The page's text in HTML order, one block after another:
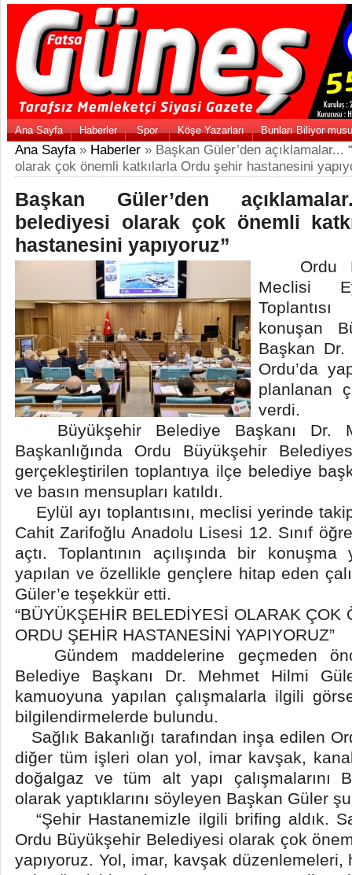
Ana Sayfa Haberler Spor Köşe Yazarları Bunları Biliyor
Ana Sayfa» Haberler » Başkan Güler’den
olarak çok önemli katkılarla Ordu şehir hastanesini
Başkan Güler’den
belediyesi olarak çok önemli
hastanesini yapıyoruz”
Ordu
Meclisi
Toplantısı
konuşan
Başkan
Ordu’da
planlanan
verdi.
Büyükşehir Belediye Başkanı Dr.
Başkanlığında Ordu Büyükşehir
gerçekleştirilen toplantıya ilçe belediye
ve basın mensupları katıldı.
Eylül ayı toplantısını, meclisi yerinde
Cahit Zarifoğlu Anadolu Lisesi 12. Sınıf
açtı. Toplantının açılışında bir
yapılan ve özellikle gençlere hitap eden
Güler’e teşekkür etti.
“BÜYÜKŞEHİR BELEDİYESİ OLARAK ÇOK
ORDU ŞEHİR HASTANESİNİ YAPIYORUZ”
Gündem maddelerine geçmeden
Belediye Başkanı Dr. Mehmet Hilmi
kamuoyuna yapılan çalışmalarla ilgili
bilgilendirmelerde bulundu.
Sağlık Bakanlığı tarafından inşa edilen
diğer tüm işleri olan yol, imar kavşak,
doğalgaz ve tüm alt yapı çalışmalarını
olarak yaptıklarını söyleyen Başkan Güler
“Şehir Hastanemizle ilgili brifing aldık.
Ordu Büyükşehir Belediyesi olarak çok
yapıyoruz. Yol, imar, kavşak düzenlemeleri,